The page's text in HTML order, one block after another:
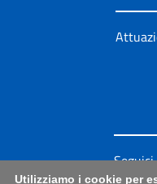
Utilizziamo i cookie per